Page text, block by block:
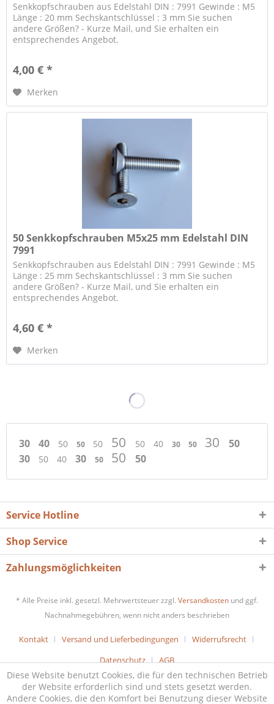
Senkkopfschrauben aus Edelstahl DIN : 7991 Gewinde : M5
Länge : 20 mm Sechskantschlüssel : 3 mm Sie suchen
andere Größen? - Kurze Mail, und Sie erhalten ein
entsprechendes Angebot.
4,00 € *
Merken
50 Senkkopfschrauben M5x25 mm Edelstahl DIN
7991
Senkkopfschrauben aus Edelstahl DIN : 7991 Gewinde : M5
Länge : 25 mm Sechskantschlüssel : 3 mm Sie suchen
andere Größen? - Kurze Mail, und Sie erhalten ein
entsprechendes Angebot.
4,60 € *
Merken
30 40 50 50 50 50 50 40 30 50 30
50
30
50 40 30 50 50 50
Service Hotline
Shop Service
Zahlungsmöglichkeiten
* Alle Preise inkl. gesetzl. Mehrwertsteuer zzgl. Versandkosten und ggf.
Nachnahmegebühren, wenn nicht anders beschrieben
Kontakt Versand und Lieferbedingungen
Widerrufsrecht
Datenschutz
AGB
Diese Website benutzt Cookies, die für den technischen Betrieb
der Website erforderlich sind und stets gesetzt werden.
Andere Cookies, die den Komfort bei Benutzung dieser Website